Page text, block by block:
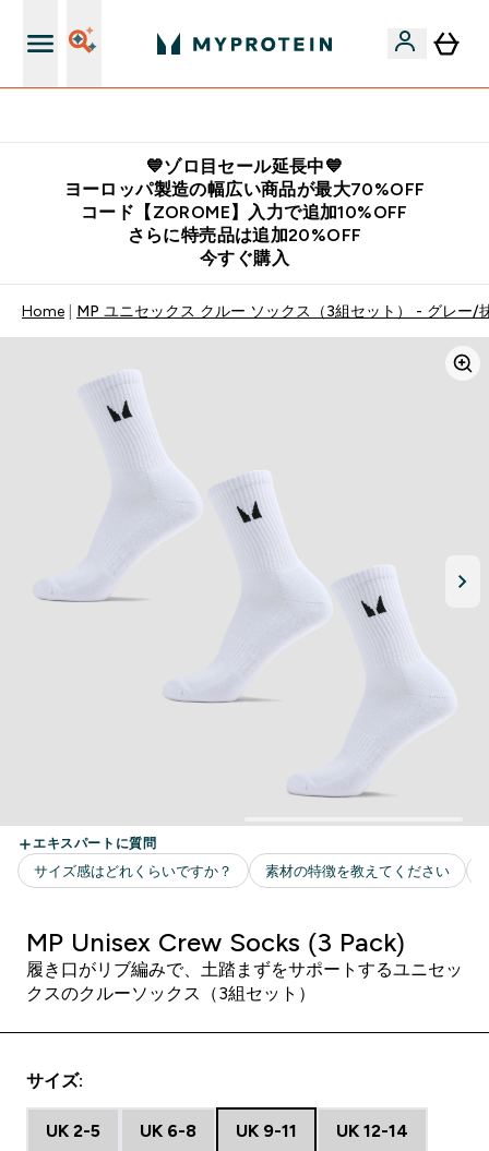
💙ゾロ目セール延長中💙
ヨーロッパ製造の幅広い商品が最大70%OFF
コード【ZOROME】入力で追加10%OFF
さらに特売品は追加20%OFF
今すぐ購入
Home MP ユニセックス クルー ソックス（3組セット） - グレー/
MP Unisex Crew Socks (3 Pack)
履き口がリブ編みで、土踏まずをサポートするユニセッ
クスのクルーソックス（3組セット）
サイズ:
UK 2-5 UK 6-8 UK 9-11 UK 12-14